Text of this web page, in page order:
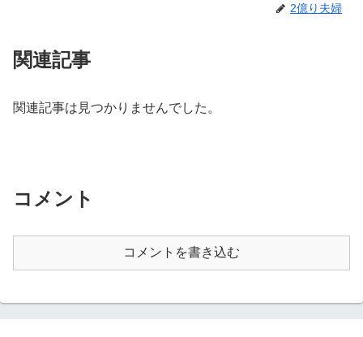
2億り夫婦
関連記事
関連記事は見つかりませんでした。
コメント
コメントを書き込む